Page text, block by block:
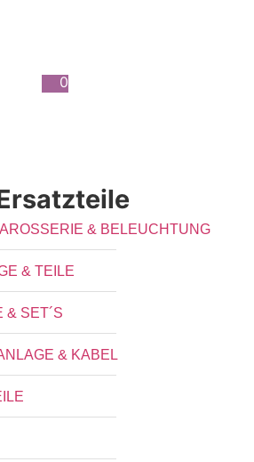
0
& BELEUCHTUNG
& TEILE
& SET´S
& KABEL